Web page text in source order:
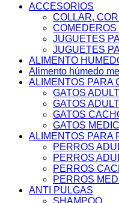
ACCESORIOS
COLLAR,
JUGUETES
JUGUETES
ALIMENTO
Alimento húmedo
ALIMENTOS PARA
GATOS
GATOS
GATOS
GATOS
ALIMENTOS PARA
PERROS
PERROS
PERROS
PERROS
ANTI PULGAS
SHAMPOO